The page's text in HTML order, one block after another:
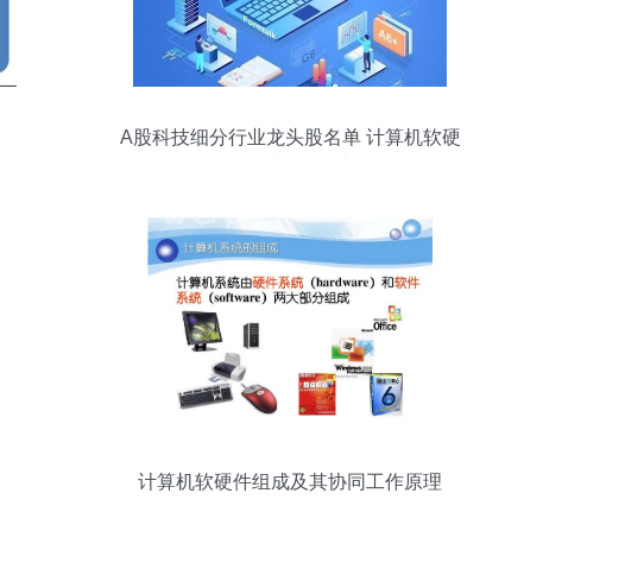
A股科技细分行业龙头股名单 计算机软硬
计算机软硬件组成及其协同工作原理